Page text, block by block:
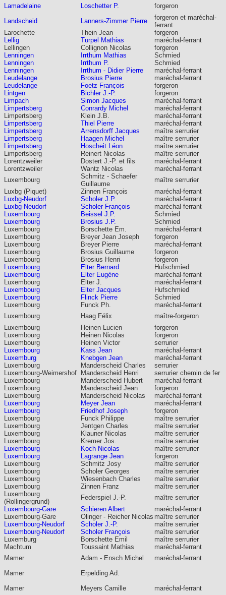
Lamadelaine
Loschetter P.
forgeron
Landscheid
Lanners-Zimmer Pierre
forgeron et maréchal-
ferrant
Larochette
Thein Jean
forgeron
Lellig
Turpel Mathias
maréchal-ferrant
Lellingen
Collignon Nicolas
forgeron
Lenningen
Irrthum Mathias
Schmied
Lenningen
Irrthum P.
Schmied
Lenningen
Irrthum - Didier Pierre
maréchal-ferrant
Leudelange
Brosius Pierre
maréchal-ferrant
Leudelange
Foetz François
forgeron
Lintgen
Bichler J.-P.
forgeron
Limpach
Simon Jacques
maréchal-ferrant
Limpertsberg
Conrardy Michel
maréchal-ferrant
Limpertsberg
Klein J.B.
maréchal-ferrant
Limpertsberg
Thiel Pierre
maréchal-ferrant
Limpertsberg
Arrensdorff Jacques
maître serrurier
Limpertsberg
Haagen Michel
maître serrurier
Limpertsberg
Hoscheit Léon
maître serrurier
Limpertsberg
Reinert Nicolas
maître serrurier
Lorentzweiler
Dostert J.-P. et fils
maréchal-ferrant
Lorentzweiler
Wantz Nicolas
maréchal-ferrant
Luxembourg
Schmitz - Schaefer
Guillaume
maître serrurier
Luxbg (Piquet)
Zinnen François
maréchal-ferrant
Luxbg-Neudorf
Scholer J.P.
maréchal-ferrant
Luxbg-Neudorf
Scholer François
maréchal-ferrant
Luxembourg
Beissel J.P.
Schmied
Luxembourg
Brosius J.P.
Schmied
Luxembourg
Borschette Em.
maréchal-ferrant
Luxembourg
Breyer Jean Joseph
forgeron
Luxembourg
Breyer Pierre
maréchal-ferrant
Luxembourg
Brosius Guillaume
forgeron
Luxembourg
Brosius Henri
forgeron
Luxembourg
Elter Bernard
Hufschmied
Luxembourg
Elter Eugène
maréchal-ferrant
Luxembourg
Elter J.
maréchal-ferrant
Luxembourg
Elter Jacques
Hufschmied
Luxembourg
Flinck Pierre
Schmied
Luxembourg
Funck Ph.
maréchal-ferrant
Luxembourg
Haag Félix
maître-forgeron
Luxembourg
Heinen Lucien
forgeron
Luxembourg
Heinen Nicolas
forgeron
Luxembourg
Heinen Victor
serrurier
Luxembourg
Kass Jean
maréchal-ferrant
Luxemburg
Knebgen Jean
maréchal-ferrant
Luxembourg
Manderscheid Charles
serrurier
Luxembourg-Weimershof Manderscheid Henri
serrurier chemin de fer
Luxembourg
Manderscheid Hubert
maréchal-ferrant
Luxembourg
Manderscheid Jean
forgeron
Luxembourg
Manderscheid Nicolas
maréchal-ferrant
Luxembourg
Meyer Jean
maréchal-ferrant
Luxembourg
Friedhof Joseph
forgeron
Luxembourg
Funck Philippe
maître serrurier
Luxembourg
Jentgen Charles
maître serrurier
Luxembourg
Klauner Nicolas
maître serrurier
Luxembourg
Kremer Jos.
maître serrurier
Luxembourg
Koch Nicolas
maître serrurier
Luxembourg
Lagrange Jean
forgeron
Luxembourg
Schmitz Josy
maître serrurier
Luxembourg
Scholer Georges
maître serrurier
Luxembourg
Wiesenbach Charles
maître serrurier
Luxembourg
Zinnen Franz
maître serrurier
Luxembourg
(Rollingergrund)
Federspiel J.-P.
maître serrurier
Luxembourg-Gare
Schieren Albert
maréchal-ferrant
Luxembourg-Gare
Olinger - Reicher Nicolas maître serrurier
Luxembourg-Neudorf
Scholer J.-P.
maître serrurier
Luxembourg-Neudorf
Scholer François
maître serrurier
Luxemburg
Borschette Emil
maître serrurier
Machtum
Toussaint Mathias
maréchal-ferrant
Mamer
Adam - Ensch Michel
maréchal-ferrant
Mamer
Erpelding Ad.
Mamer
Meyers Camille
maréchal-ferrant